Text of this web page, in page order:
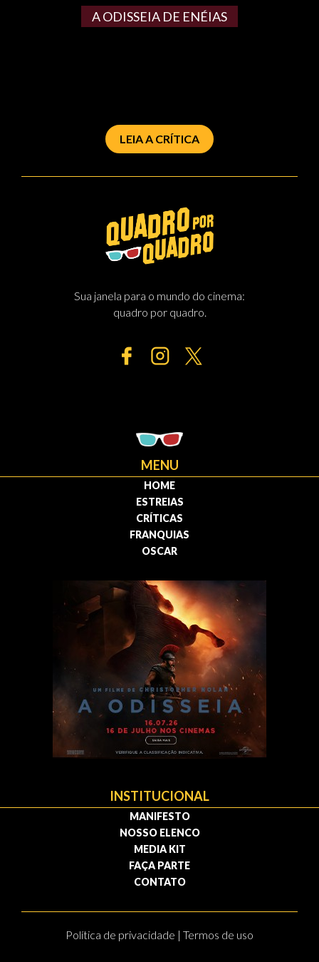
A ODISSEIA DE ENÉIAS
LEIA A CRÍTICA
Sua janela para o mundo do cinema:
quadro por quadro.
MENU
HOME
ESTREIAS
CRÍTICAS
FRANQUIAS
OSCAR
INSTITUCIONAL
MANIFESTO
NOSSO ELENCO
MEDIA KIT
FAÇA PARTE
CONTATO
Política de privacidade | Termos de uso